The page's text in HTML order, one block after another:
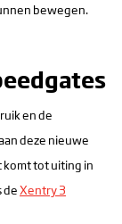
bewegen.
en de
deze nieuwe
komt tot uiting in
deXentry 3